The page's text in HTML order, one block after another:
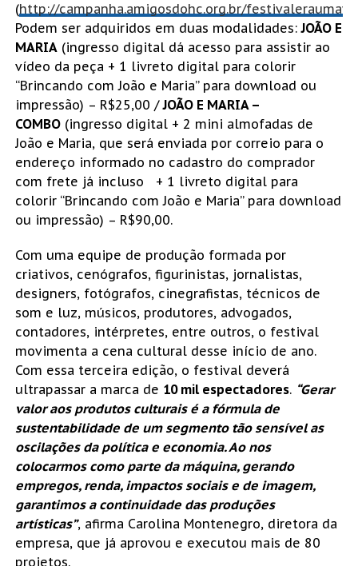
(http://campanha.amigosdohc.org.br/
Podem ser adquiridos em duas modalidades:JOÃO E
MARIA(ingresso digital dá acesso para assistir ao
vídeo da peça + 1 livreto digital para colorir
“Brincando com João e Maria” para download ou
impressão) – R$25,00 /JOÃO E MARIA –
COMBO(ingresso digital + 2 mini almofadas de
João e Maria, que será enviada por correio para o
endereço informado no cadastro do comprador
com frete já incluso + 1 livreto digital para
colorir “Brincando com João e Maria” para download
ou impressão) – R$90,00.
Com uma equipe de produção formada por
criativos, cenógrafos, figurinistas, jornalistas,
designers, fotógrafos, cinegrafistas, técnicos de
som e luz, músicos, produtores, advogados,
contadores, intérpretes, entre outros, o festival
movimenta a cena cultural desse início de ano.
Com essa terceira edição, o festival deverá
ultrapassar a marca de 10 mil espectadores. “Gerar
valor aos produtos culturais é a fórmula de
sustentabilidade de um segmento tão sensível as
oscilações da política e economia. Ao nos
colocarmos como parte da máquina, gerando
empregos, renda, impactos sociais e de imagem,
garantimos a continuidade das produções
artísticas”, afirma Carolina Montenegro, diretora da
empresa, que já aprovou e executou mais de 80
projetos.